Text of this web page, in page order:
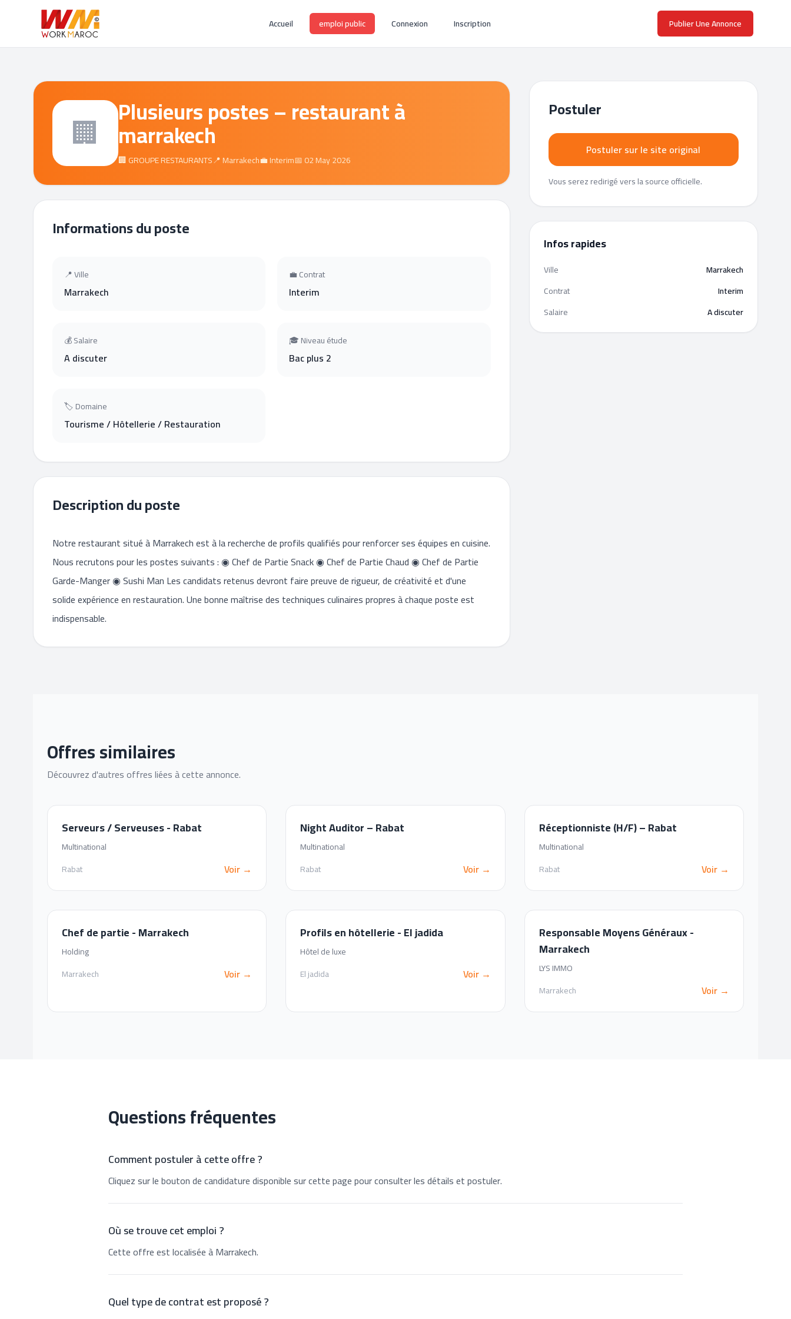
Accueil emploi public Connexion Inscription Publier Une Annonce
🏢 Plusieurs postes – restaurant à
marrakech
🏢 GROUPE RESTAURANTS📍 Marrakech💼 Interim📅 02 May 2026
Informations du poste
📍 Ville
Marrakech
💼 Contrat
Interim
💰 Salaire
A discuter
🎓 Niveau étude
Bac plus 2
🏷 Domaine
Tourisme / Hôtellerie / Restauration
Description du poste
Notre restaurant situé à Marrakech est à la recherche de profils qualifiés pour renforcer ses équipes en cuisine.
Nous recrutons pour les postes suivants : ◉ Chef de Partie Snack ◉ Chef de Partie Chaud ◉ Chef de Partie
Garde-Manger ◉ Sushi Man Les candidats retenus devront faire preuve de rigueur, de créativité et d'une
solide expérience en restauration. Une bonne maîtrise des techniques culinaires propres à chaque poste est
indispensable.
Postuler
Postuler sur le site original
Vous serez redirigé vers la source officielle.
Infos rapides
Ville
Marrakech
Contrat
Interim
Salaire
A discuter
Offres similaires
Découvrez d'autres offres liées à cette annonce.
Serveurs / Serveuses - Rabat
Multinational
Rabat
Voir →
Night Auditor – Rabat
Multinational
Rabat
Voir →
Réceptionniste (H/F) – Rabat
Multinational
Rabat
Voir →
Chef de partie - Marrakech
Holding
Marrakech
Voir →
Profils en hôtellerie - El jadida
Hôtel de luxe
El jadida
Voir →
Responsable Moyens Généraux -
Marrakech
LYS IMMO
Marrakech
Voir →
Questions fréquentes
Comment postuler à cette offre ?
Cliquez sur le bouton de candidature disponible sur cette page pour consulter les détails et postuler.
Où se trouve cet emploi ?
Cette offre est localisée à Marrakech.
Quel type de contrat est proposé ?